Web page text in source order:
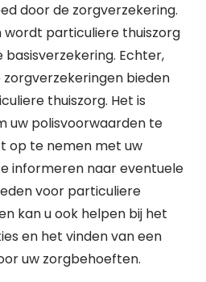
door de zorgverzekering.
wordt particuliere thuiszorg
Echter,
bieden
thuiszorg. Het is
uw polisvoorwaarden te
op te nemen met uw
informeren naar eventuele
voor particuliere
kan u ook helpen bij het
en het vinden van een
uw zorgbehoeften.